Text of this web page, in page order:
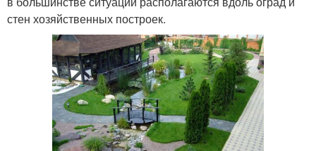
стен хозяйственных построек.